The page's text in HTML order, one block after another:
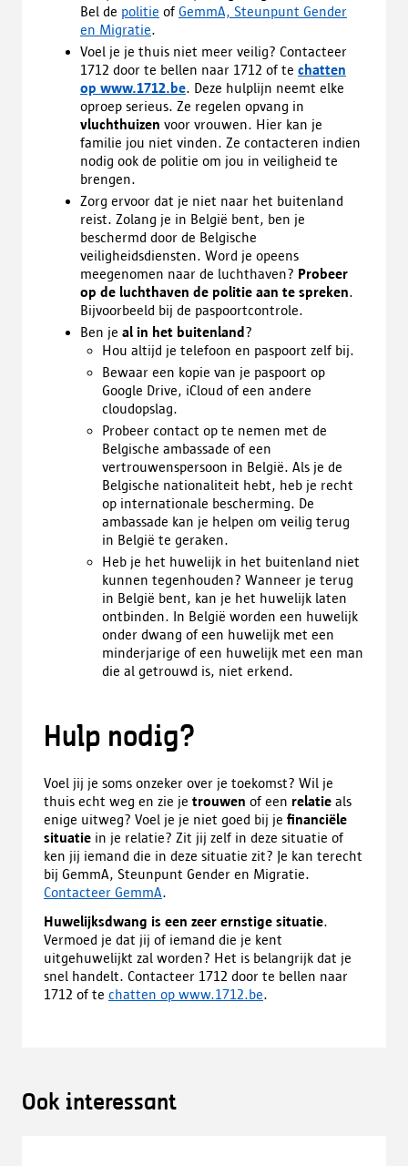
Bel de politie ofGemmA, Steunpunt Gender
en Migratie.
Voel je je thuis niet meer veilig? Contacteer
1712 door te bellen naar 1712 of te chatten
op www.1712.be. Deze hulplijn neemt elke
oproep serieus. Ze regelen opvang in
vluchthuizen voor vrouwen. Hier kan je
familie jou niet vinden. Ze contacteren indien
nodig ook de politie om jou in veiligheid te
brengen.
Zorg ervoor dat je niet naar het buitenland
reist. Zolang je in België bent, ben je
beschermd door de Belgische
veiligheidsdiensten. Word je opeens
meegenomen naar de luchthaven? Probeer
op de luchthaven de politie aan te spreken.
Bijvoorbeeld bij de paspoortcontrole.
Ben je al in het buitenland ?
Hou altijd je telefoon en paspoort zelf bij.
Bewaar een kopie van je paspoort op
Google Drive, iCloud of een andere
cloudopslag.
Probeer contact op te nemen met de
Belgische ambassade of een
vertrouwenspersoon in België. Als je de
Belgische nationaliteit hebt, heb je recht
op internationale bescherming. De
ambassade kan je helpen om veilig terug
in België te geraken.
Heb je het huwelijk in het buitenland niet
kunnen tegenhouden? Wanneer je terug
in België bent, kan je het huwelijk laten
ontbinden. In België worden een huwelijk
onder dwang of een huwelijk met een
minderjarige of een huwelijk met een man
die al getrouwd is, niet erkend.
Hulp nodig?
Voel jij je soms onzeker over je toekomst? Wil je
thuis echt weg en zie je trouwen of een relatie als
enige uitweg? Voel je je niet goed bij je financiële
situatie in je relatie? Zit jij zelf in deze situatie of
ken jij iemand die in deze situatie zit? Je kan terecht
bij GemmA, Steunpunt Gender en Migratie.
Contacteer GemmA.
Huwelijksdwang is een zeer ernstige situatie.
Vermoed je dat jij of iemand die je kent
uitgehuwelijkt zal worden? Het is belangrijk dat je
snel handelt. Contacteer 1712 door te bellen naar
1712 of te chatten op www.1712.be.
Ook interessant